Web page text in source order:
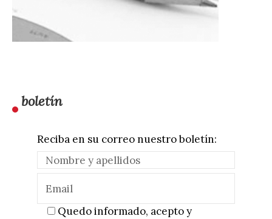
boletín
Reciba en su correo nuestro boletín:
Quedo informado, acepto y